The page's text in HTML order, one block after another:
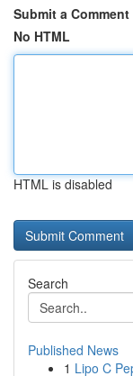
Submit a Comment
No HTML
HTML is disabled
Search
Published News
1 Lipo C